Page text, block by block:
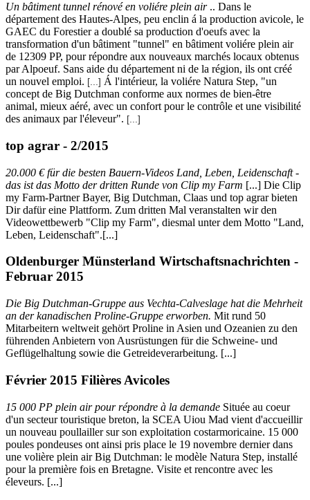
Un bâtiment tunnel rénové en voliére plein air.. Dans le
département des Hautes-Alpes, peu enclin á la production avicole, le
GAEC du Forestier a doublé sa production d'oeufs avec la
transformation d'un bâtiment "tunnel" en bâtiment voliére plein air
de 12309 PP, pour répondre aux nouveaux marchés locaux obtenus
par Alpoeuf. Sans aide du département ni de la région, ils ont créé
un nouvel emploi. [...] Á l'intérieur, la voliére Natura Step, "un
concept de Big Dutchman conforme aux normes de bien-être
animal, mieux aéré, avec un confort pour le contrôle et une visibilité
des animaux par l'éleveur". [...]
top agrar - 2/2015
20.000 € für die besten Bauern-Videos Land, Leben, Leidenschaft -
das ist das Motto der dritten Runde von Clip my Farm [...] Die Clip
my Farm-Partner Bayer, Big Dutchman, Claas und top agrar bieten
Dir dafür eine Plattform. Zum dritten Mal veranstalten wir den
Videowettbewerb "Clip my Farm", diesmal unter dem Motto "Land,
Leben, Leidenschaft".[...]
Oldenburger Münsterland Wirtschaftsnachrichten -
Februar 2015
Die Big Dutchman-Gruppe aus Vechta-Calveslage hat die Mehrheit
an der kanadischen Proline-Gruppe erworben. Mit rund 50
Mitarbeitern weltweit gehört Proline in Asien und Ozeanien zu den
führenden Anbietern von Ausrüstungen für die Schweine- und
Geflügelhaltung sowie die Getreideverarbeitung. [...]
Février 2015 Filières Avicoles
15 000 PP plein air pour répondre à la demande Située au coeur
d'un secteur touristique breton, la SCEA Uiou Mad vient d'accueillir
un nouveau poullailler sur son exploitation costarmoricaine. 15 000
poules pondeuses ont ainsi pris place le 19 novembre dernier dans
une volière plein air Big Dutchman: le modèle Natura Step, installé
pour la première fois en Bretagne. Visite et rencontre avec les
éleveurs. [...]